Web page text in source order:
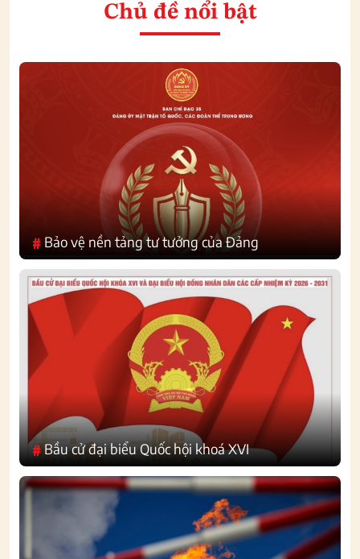
Chủ đề nổi bật
# Bảo vệ nền tảng tư tưởng của Đảng
#Bầu cử đại biểu Quốc hội khoá XVI